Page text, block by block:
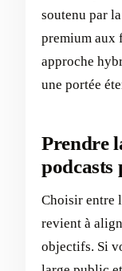
soutenu par
premium aux
approche
une portée
Prendre
podcasts
Choisir entre
revient à
objectifs. Si